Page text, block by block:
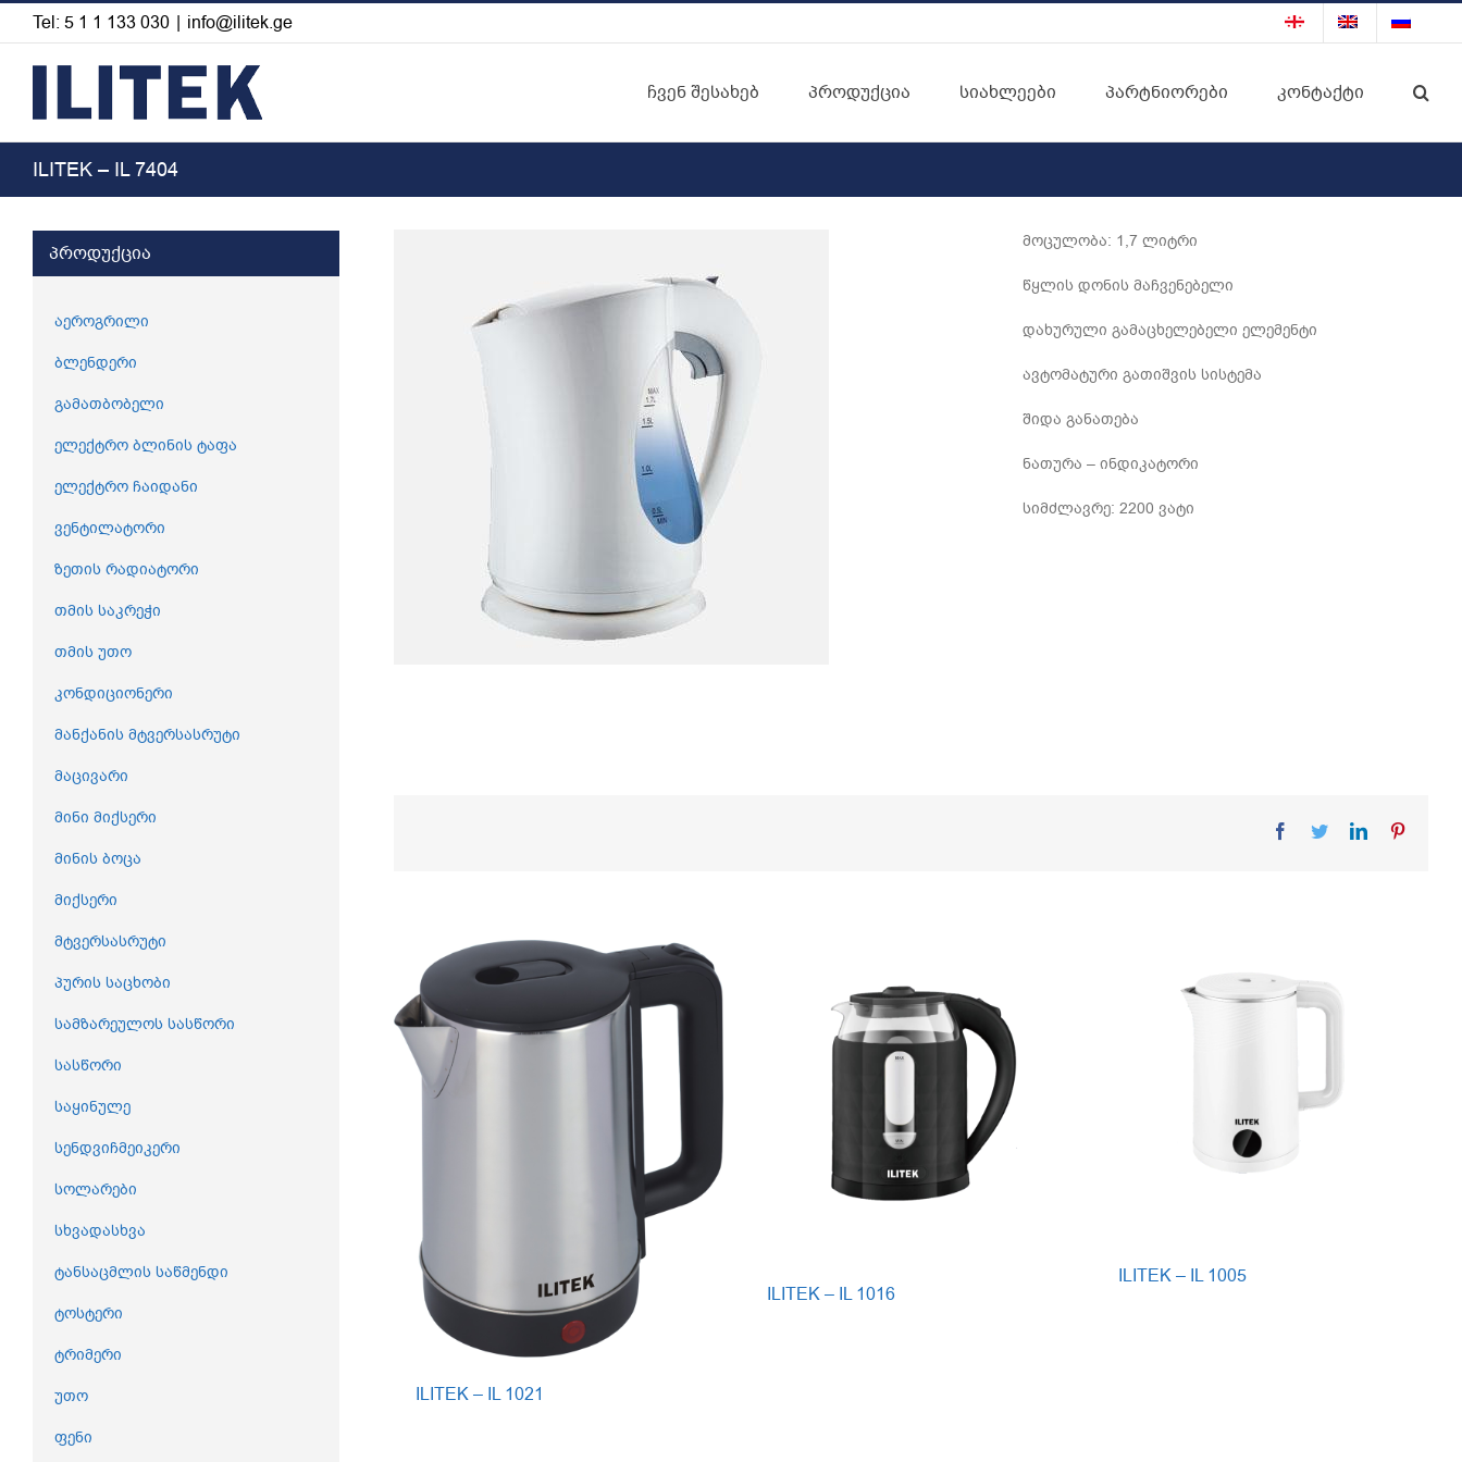
Skip
Tel: 5 1 1 133 030 | info@ilitek.ge
ჩვენ შესახებ პროდუქცია სიახლეები პარტნიორები კონტაქტი
ILITEK – IL 7404
მოცულობა: 1,7 ლიტრი
წყლის დონის მაჩვენებელი
დახურული გამაცხელებელი ელემენტი
ავტომატური გათიშვის სისტემა
შიდა განათება
ნათურა – ინდიკატორი
სიმძლავრე: 2200 ვატი
Facebook
TwitterLinkedIn
ILITEK – IL 1021
ILITEK – IL 1016
ILITEK – IL 1005
პროდუქცია
აეროგრილი
ბლენდერი
გამათბობელი
ელექტრო ბლინის ტაფა
ელექტრო ჩაიდანი
ვენტილატორი
ზეთის რადიატორი
თმის საკრეჭი
თმის უთო
კონდიციონერი
მანქანის მტვერსასრუტი
მაცივარი
მინი მიქსერი
მინის ბოცა
მიქსერი
მტვერსასრუტი
პურის საცხობი
სამზარეულოს სასწორი
სასწორი
საყინულე
სენდვიჩმეიკერი
სოლარები
სხვადასხვა
ტანსაცმლის საწმენდი
ტოსტერი
ტრიმერი
უთო
ფენი